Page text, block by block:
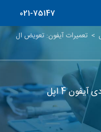
021-75147
> تعمیرات آیفون: تعویض ال
4 اپل